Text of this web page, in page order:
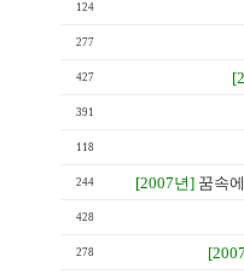
124
277
427
391
118
244 [2007년] 꿈속
428
278